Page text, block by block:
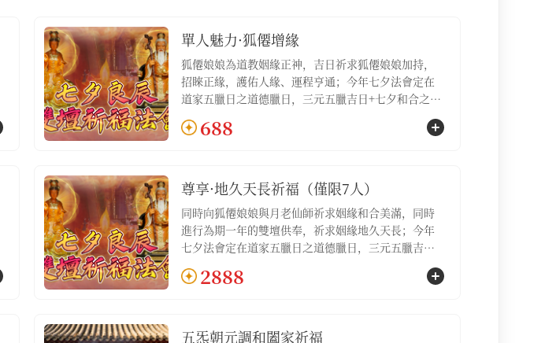
單人魅力·狐僊增緣
狐僊娘娘為道教姻緣正神，吉日祈求狐僊娘娘加持，
招睞正緣，護佑人緣、運程亨通；今年七夕法會定在
道家五臘日之道德臘日，三元五臘吉日+七夕和合之
日，嚴依道教科儀，正統道家祈福，為參與的信眾注
福、增魅、和合、開運【服務包含：①祈福法會名額1
688
尊享·地久天長祈福（僅限7人）
同時向狐僊娘娘與月老仙師祈求姻緣和合美滿，同時
進行為期一年的雙壇供奉，祈求姻緣地久天長；今年
七夕法會定在道家五臘日之道德臘日，三元五臘吉日
+七夕和合之日，嚴依道教科儀，正統道家祈福，為參
與的信眾注福、增魅、和合、開運【僅限7個名額】
年），⑤認供專設桃花鬥（1年），⑥通緣燈9盞，⑦
2888
五炁朝元調和闔家祈福